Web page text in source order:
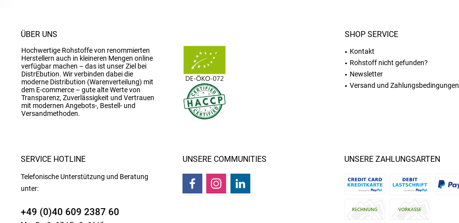
ÜBER UNS
Hochwertige Rohstoffe von renommierten
Herstellern auch in kleineren Mengen online
verfügbar machen – das ist unser Ziel bei
DistrEbution. Wir verbinden dabei die
moderne Distribution (Warenverteilung) mit
dem E-commerce – gute alte Werte von
Transparenz, Zuverlässigkeit und Vertrauen
mit modernen Angebots-, Bestell- und
Versandmethoden.
SHOP SERVICE
Kontakt
Rohstoff nicht gefunden?
Newsletter
Versand und Zahlungsbedingungen
SERVICE HOTLINE
Telefonische Unterstützung und Beratung
unter:
+49 (0)40 609 2387 60
UNSERE COMMUNITIES UNSERE ZAHLUNGSARTEN